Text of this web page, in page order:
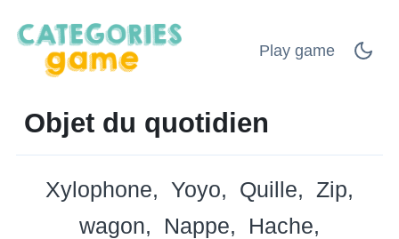
Play game
Objet du quotidien
Xylophone Yoyo Quille
Zip
wagon
Nappe
Hache